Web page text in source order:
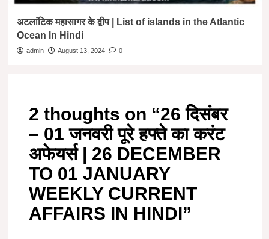
अटलांटिक महासागर के द्वीप | List of islands in the Atlantic
Ocean In Hindi
admin August 13, 2024 0
2 thoughts on “26 दिसंबर
– 01 जनवरी पूरे हफ्ते का करंट
अफेयर्स | 26 DECEMBER
TO 01 JANUARY
WEEKLY CURRENT
AFFAIRS IN HINDI”